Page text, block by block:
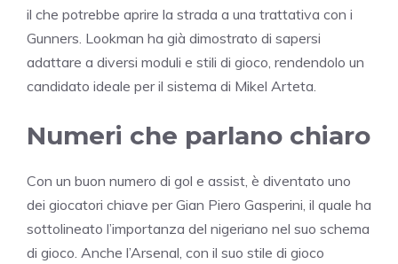
il che potrebbe aprire la strada a una trattativa con i
Gunners. Lookman ha già dimostrato di sapersi
adattare a diversi moduli e stili di gioco, rendendolo un
candidato ideale per il sistema di Mikel Arteta.
Numeri che parlano chiaro
Con un buon numero di gol e assist, è diventato uno
dei giocatori chiave per Gian Piero Gasperini, il quale ha
sottolineato l’importanza del nigeriano nel suo schema
di gioco. Anche l’Arsenal, con il suo stile di gioco